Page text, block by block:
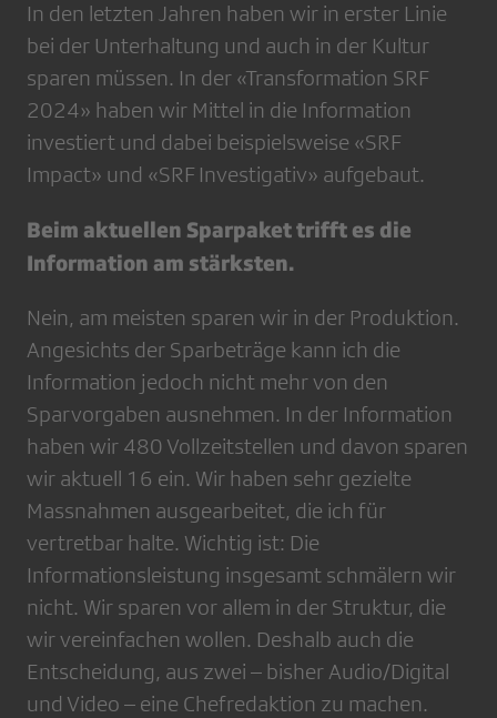
In den letzten Jahren haben wir in erster Linie
bei der Unterhaltung und auch in der Kultur
sparen müssen. In der «Transformation SRF
2024» haben wir Mittel in die Information
investiert und dabei beispielsweise «SRF
Impact» und «SRF Investigativ» aufgebaut.
Beim aktuellen Sparpaket trifft es die
Information am stärksten.
Nein, am meisten sparen wir in der Produktion.
Angesichts der Sparbeträge kann ich die
Information jedoch nicht mehr von den
Sparvorgaben ausnehmen. In der Information
haben wir 480 Vollzeitstellen und davon sparen
wir aktuell 16 ein. Wir haben sehr gezielte
Massnahmen ausgearbeitet, die ich für
vertretbar halte. Wichtig ist: Die
Informationsleistung insgesamt schmälern wir
nicht. Wir sparen vor allem in der Struktur, die
wir vereinfachen wollen. Deshalb auch die
Entscheidung, aus zwei – bisher Audio/Digital
und Video – eine Chefredaktion zu machen.